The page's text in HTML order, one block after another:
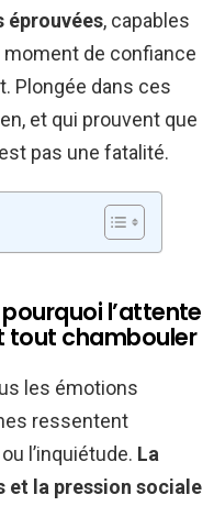
éprouvées, capables
moment de confiance
Plongée dans ces
et qui prouvent que
pas une fatalité.
l’attente
tout chambouler
les émotions
ressentent
l’inquiétude. La
et la pression sociale